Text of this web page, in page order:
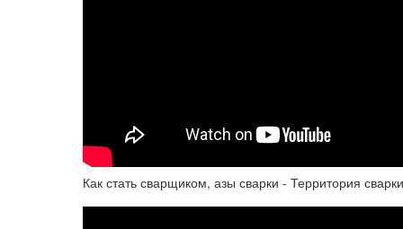
Как стать сварщиком, азы сварки - Территория сварки